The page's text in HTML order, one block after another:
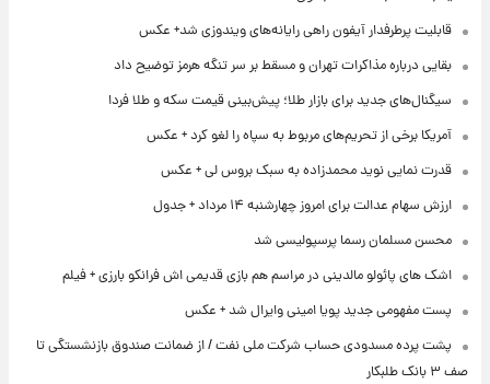
قابلیت پرطرفدار آیفون راهی رایانه‌های ویندوزی شد+ عکس
بقایی درباره مذاکرات تهران و مسقط بر سر تنگه هرمز توضیح داد
سیگنال‌های جدید برای بازار طلا؛ پیش‌بینی قیمت سکه و طلا فردا
آمریکا برخی از تحریم‌های مربوط به سپاه را لغو کرد + عکس
قدرت نمایی نوید محمدزاده به سبک بروس لی + عکس
ارزش سهام عدالت برای امروز چهارشنبه ۱۴ مرداد + جدول
محسن مسلمان رسما پرسپولیسی شد
اشک های پائولو مالدینی در مراسم هم بازی قدیمی اش فرانکو بارزی + فیلم
پست مفهومی جدید پویا امینی وایرال شد + عکس
پشت پرده‌ مسدودی حساب شرکت ملی نفت / از ضمانت صندوق بازنشستگی تا
صف ۳ بانک طلبکار